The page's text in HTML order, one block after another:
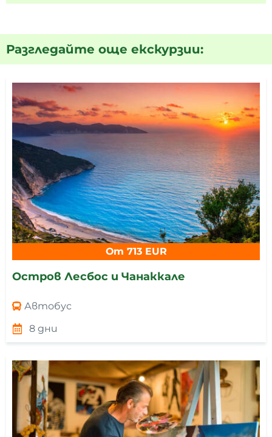
Разгледайте още екскурзии:
От 713 EUR
Остров Лесбос и Чанаккале
Автобус
8 дни